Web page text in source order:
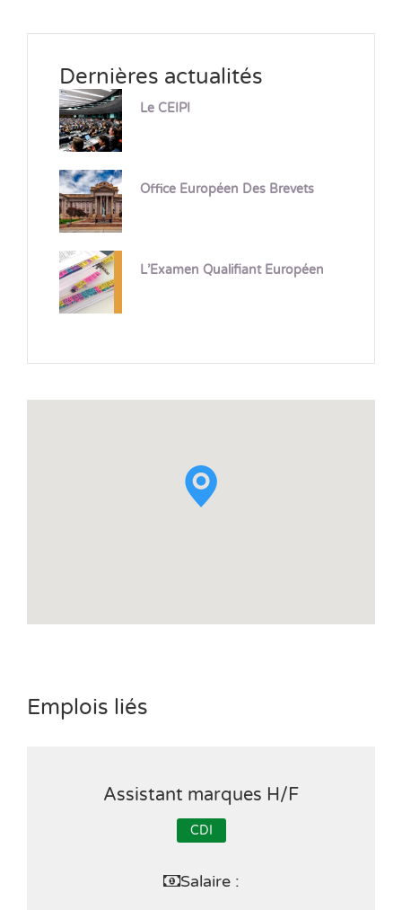
Dernières actualités
Le CEIPI
Office Européen Des Brevets
L’Examen Qualifiant Européen
Emplois liés
Assistant marques H/F
CDI
Salaire :